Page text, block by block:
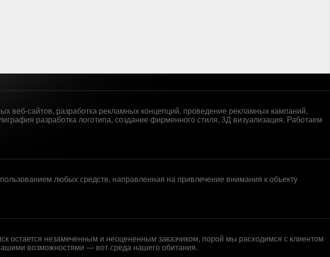
веб-сайтов, разработка рекламных концепций, проведение рекламных кампаний,
разработка логотипа, создание фирменного стиля, 3Д визуализация. Работаем
любых средств, направленная на привлечение внимания к объекту
остается незамеченным и неоцененным заказчиком, порой мы расходимся с клиентом
возможностями — вот среда нашего обитания.